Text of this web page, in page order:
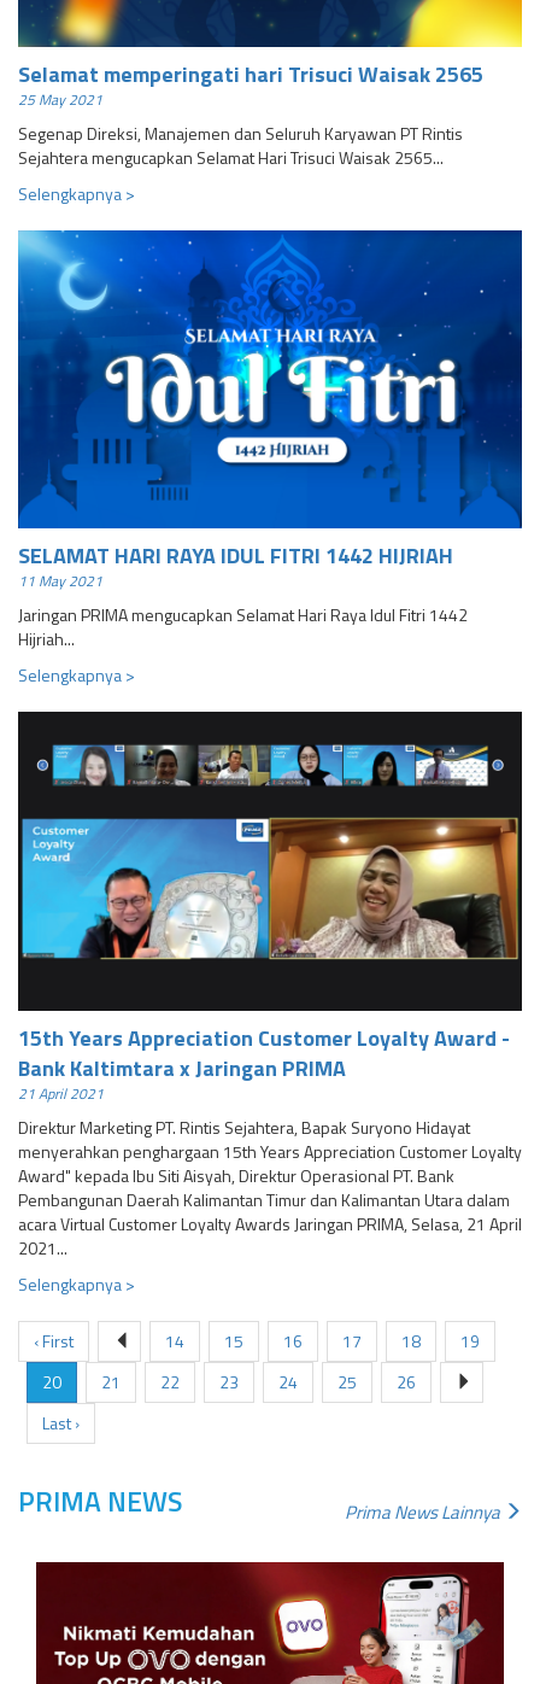
Selamat memperingati hari Trisuci Waisak 2565
25 May 2021
Segenap Direksi, Manajemen dan Seluruh Karyawan PT Rintis
Sejahtera mengucapkan Selamat Hari Trisuci Waisak 2565...
Selengkapnya >
SELAMAT HARI RAYA IDUL FITRI 1442 HIJRIAH
11 May 2021
Jaringan PRIMA mengucapkan Selamat Hari Raya Idul Fitri 1442
Hijriah...
Selengkapnya >
15th Years Appreciation Customer Loyalty Award -
Bank Kaltimtara x Jaringan PRIMA
21 April 2021
Direktur Marketing PT. Rintis Sejahtera, Bapak Suryono Hidayat
menyerahkan penghargaan 15th Years Appreciation Customer Loyalty
Award" kepada Ibu Siti Aisyah, Direktur Operasional PT. Bank
Pembangunan Daerah Kalimantan Timur dan Kalimantan Utara dalam
acara Virtual Customer Loyalty Awards Jaringan PRIMA, Selasa, 21 April
2021...
Selengkapnya >
‹ First 14 15 16 17 18
19
20
21 22 23 24 25
26
Last ›
PRIMA NEWS Prima News Lainnya